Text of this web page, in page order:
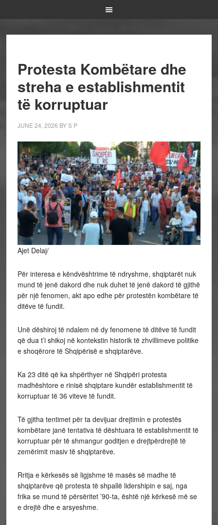
Protesta Kombëtare dhe
streha e establishmentit
të korruptuar
JUNE 24, 2026 BYS P
Ajet Delaj/
Për interesa e këndvështrime të ndryshme, shqiptarët nuk
mund të jenë dakord dhe nuk duhet të jenë dakord të gjithë
për një fenomen, akt apo edhe për protestën kombëtare të
ditëve të fundit.
Unë dëshiroj të ndalem në dy fenomene të ditëve të fundit
që dua t’i shikoj në kontekstin historik të zhvillimeve politike
e shoqërore të Shqipërisë e shqiptarëve.
Ka 23 ditë që ka shpërthyer në Shqipëri protesta
madhështore e rinisë shqiptare kundër establishmentit të
korruptuar të 36 viteve të fundit.
Të gjitha tentimet për ta devijuar drejtimin e protestës
kombëtare janë tentativa të dështuara të establishmentit të
korruptuar për të shmangur goditjen e drejtpërdrejtë të
zemërimit masiv të shqiptarëve.
Rritja e kërkesës së ligjshme të masës së madhe të
shqiptarëve që protesta të shpallë lidershipin e saj, nga
frika se mund të përsëritet ’90-ta, është një kërkesë më se
e drejtë dhe e arsyeshme.